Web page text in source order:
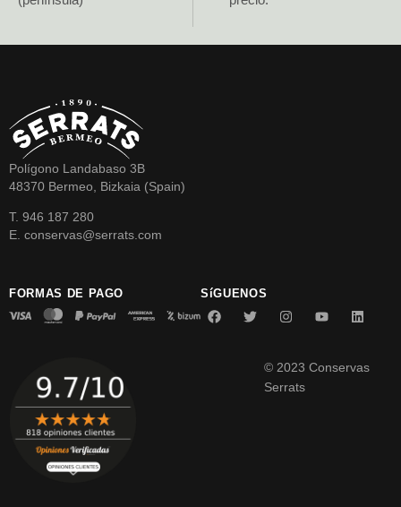
Polígono Landabaso 3B
48370 Bermeo, Bizkaia (Spain)
T. 946 187 280
E. conservas@serrats.com
FORMAS DE PAGO SíGUENOS
© 2023 Conservas
Serrats